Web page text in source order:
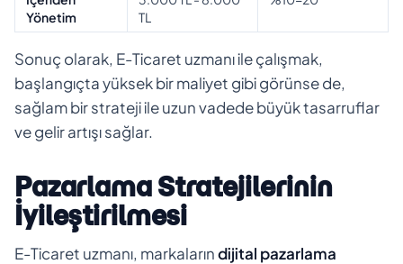
Yönetim
TL
Sonuç olarak, E-Ticaret uzmanı ile çalışmak,
başlangıçta yüksek bir maliyet gibi görünse de,
sağlam bir strateji ile uzun vadede büyük tasarruflar
ve gelir artışı sağlar.
Pazarlama Stratejilerinin
İyileştirilmesi
E-Ticaret uzmanı, markalarındijital pazarlama